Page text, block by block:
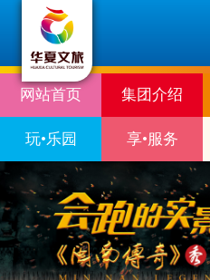
网站首页 集团介绍
玩•乐园 享•服务